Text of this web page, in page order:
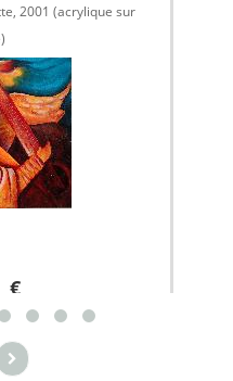
2001 (acrylique sur
€